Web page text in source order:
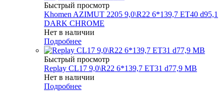
Быстрый просмотр
Khomen AZIMUT 2205 9,0\R22 6*139,7 ET40 d95,1
DARK CHROME
Нет в наличии
Подробнее
Быстрый просмотр
Replay CL17 9,0\R22 6*139,7 ET31 d77,9 MB
Нет в наличии
Подробнее